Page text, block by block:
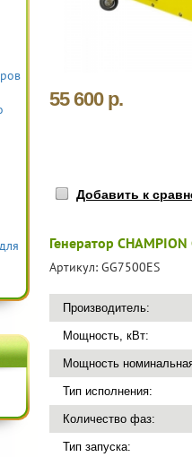
55 600 р.
Добавить к
Генератор CHAMPION
Артикул: GG7500ES
Производитель:
Мощность, кВт:
Мощность
Тип исполнения:
Количество фаз:
Тип запуска: